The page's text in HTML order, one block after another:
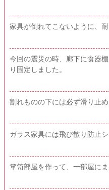
家具が倒れてこないように、
今回の震災の時、廊下に食器
り固定しました。
割れものの下には必ず滑り止め
ガラス家具には飛び散り防止シ
箪笥部屋を作って、一部屋にま